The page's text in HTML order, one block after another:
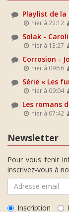
Playlist de la
hier à 22:12
Solak -
hier à 13:27
Corrosion -
hier à 09:56
Série « Les
hier à 09:04
Les romans
hier à 07:42
Newsletter
Pour vous tenir
inscrivez-vous à
Inscription